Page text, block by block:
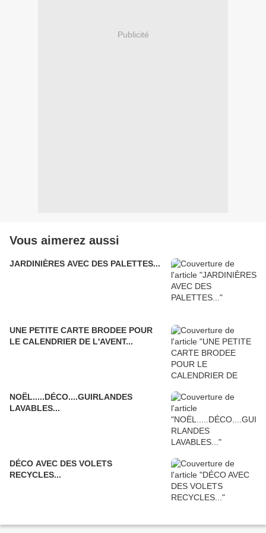
Publicité
Vous aimerez aussi
JARDINIÈRES AVEC DES PALETTES...
UNE PETITE CARTE BRODEE POUR
LE CALENDRIER DE L'AVENT...
NOËL.....DÉCO....GUIRLANDES
LAVABLES...
DÉCO AVEC DES VOLETS
RECYCLES...